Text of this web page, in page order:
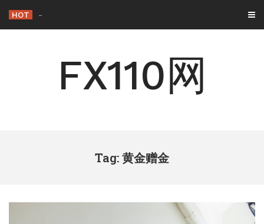
content
HOT 背离与背驰：一字
FX110网
Tag: 黄金赠金